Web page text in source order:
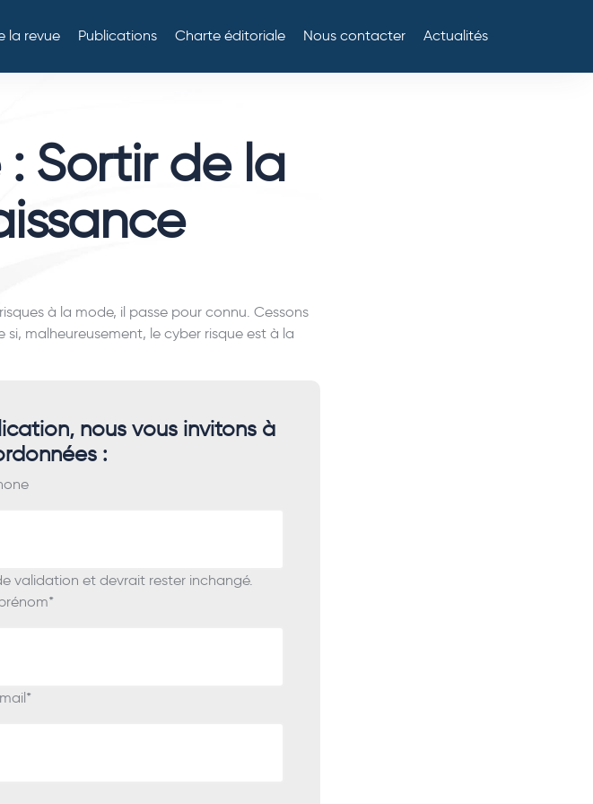
la revue Publications Charte éditoriale Nous contacter Actualités
Sortir de la
à la mode, il passe pour connu. Cessons
malheureusement, le cyber risque est à la
nous vous invitons à
:
validation et devrait rester inchangé.
*
*